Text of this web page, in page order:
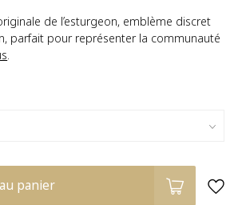
de l’esturgeon, emblème discret
parfait pour représenter la communauté
.
panier